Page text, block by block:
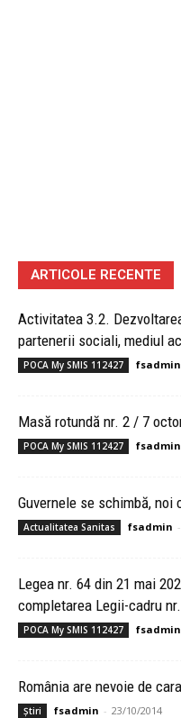
ARTICOLE RECENTE
Activitatea 3.2.
partenerii sociali, mediul
POCA My SMIS 112427 fsadmin
Masă rotundă nr. 2 / 7
POCA My SMIS 112427 fsadmin
Guvernele se schimbă, noi
Actualitatea Sanitas fsadmin -
Legea nr. 64 din 21 mai
completarea Legii-cadru
POCA My SMIS 112427 fsadmin
România are nevoie de
Știri fsadmin - 23/10/2014